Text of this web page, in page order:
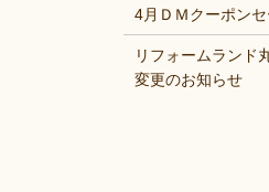
4月ＤＭクーポン
リフォームランド
変更のお知らせ